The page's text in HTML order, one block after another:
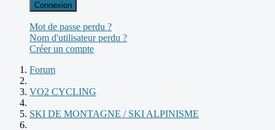
Connexion
Mot de passe perdu ?
Nom d'utilisateur perdu ?
Créer un compte
Forum
VO2 CYCLING
SKI DE MONTAGNE / SKI ALPINISME